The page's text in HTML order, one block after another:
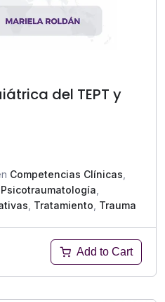
del TEPT y
Competencias Clínicas
Tratamiento Trauma
Add to Cart